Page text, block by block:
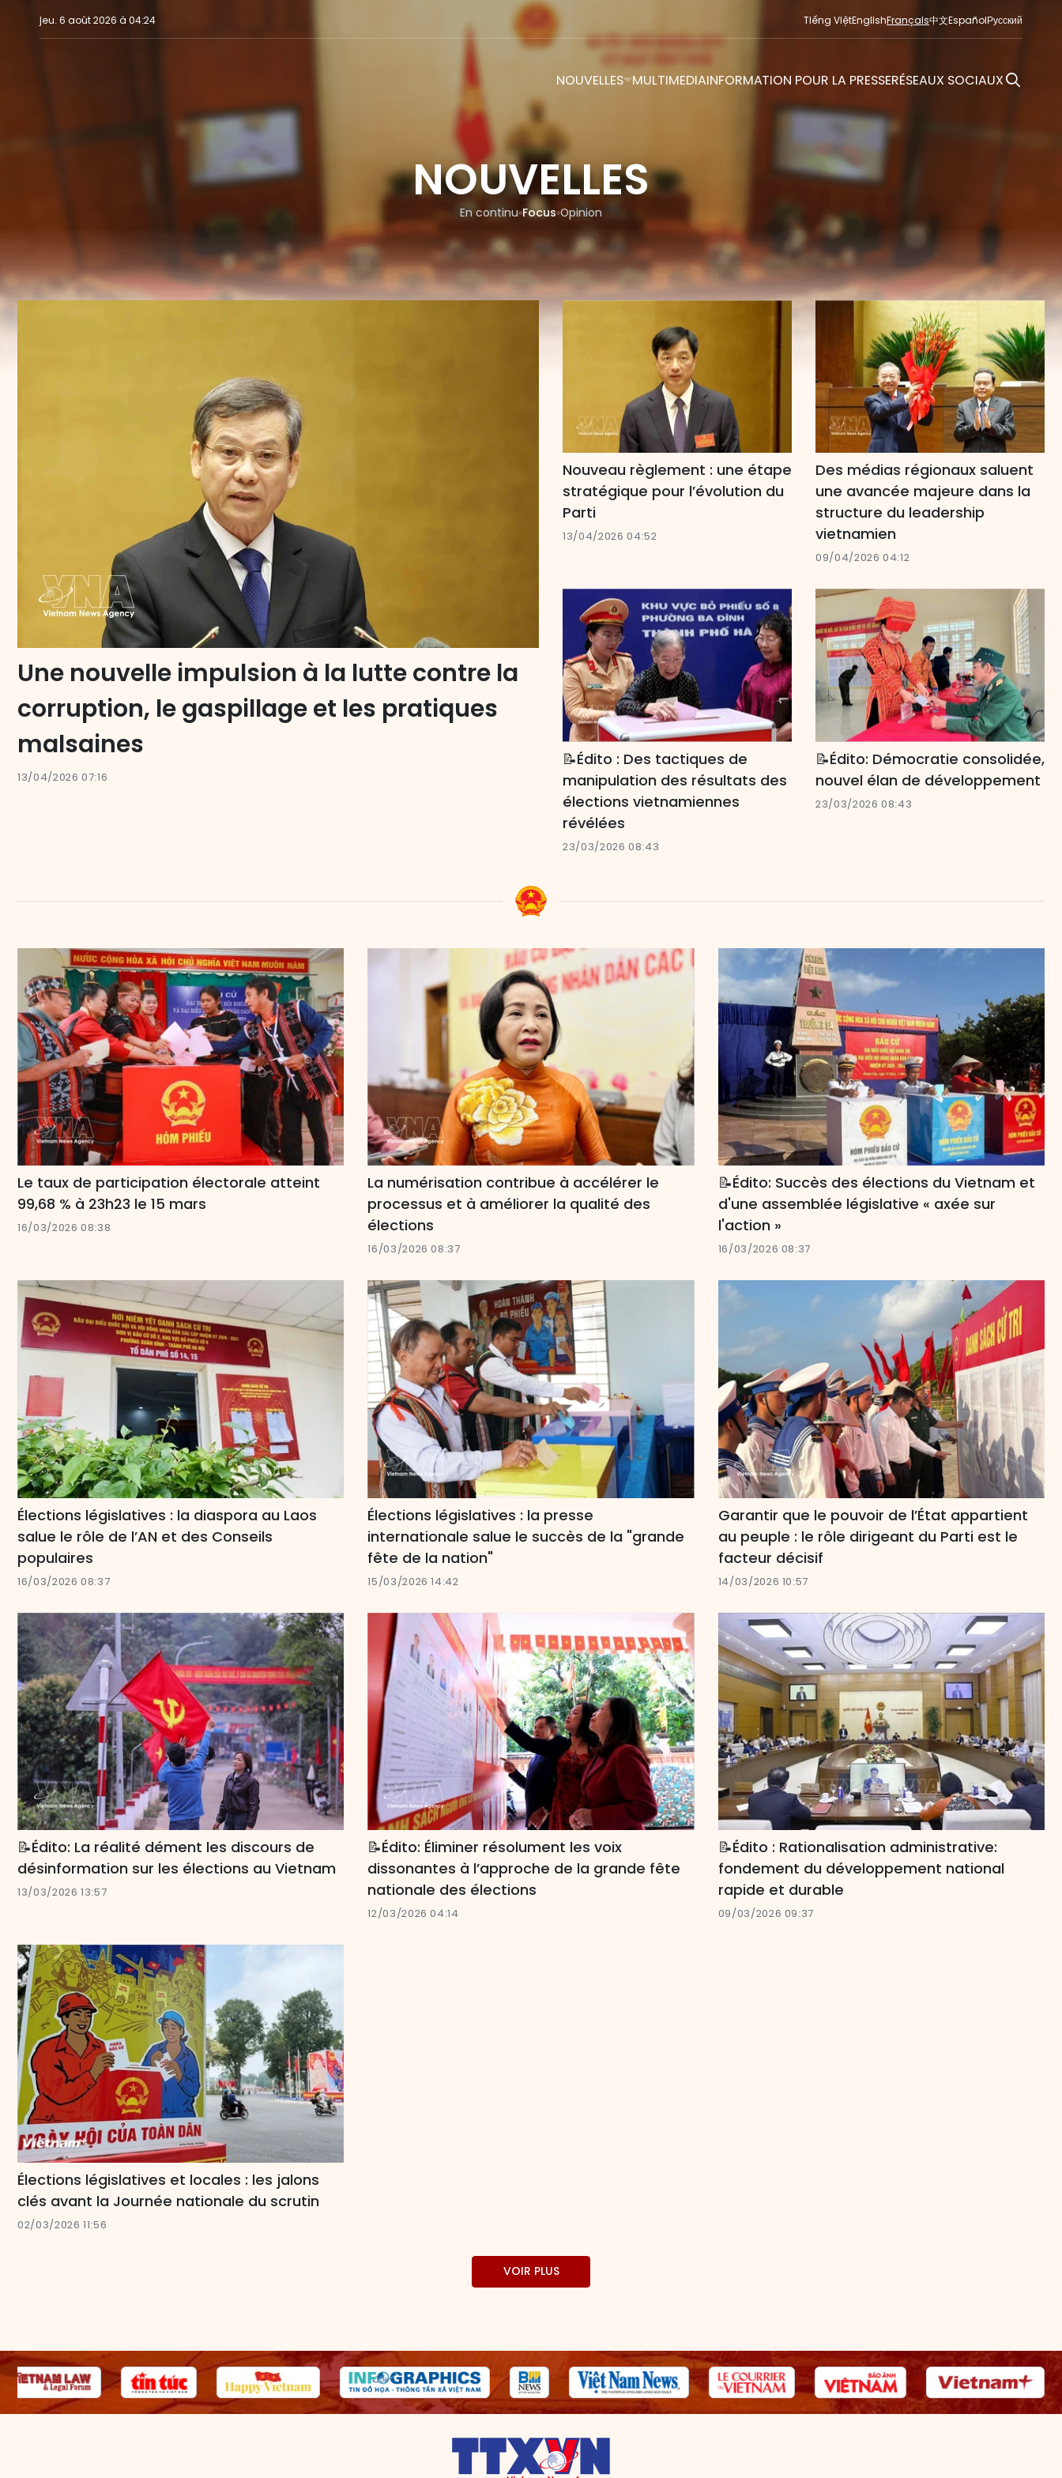
jeu. 6 août 2026 à 04:24 Tiếng ViệtEnglishFrançais中文EspañolРусский
NOUVELLES MULTIMEDIAINFORMATION POUR LA PRESSERÉSEAUX SOCIAUX
NOUVELLES
En continu Focus Opinion
Une nouvelle impulsion à la lutte contre la
corruption, le gaspillage et les pratiques
malsaines
13/04/2026 07:16
Nouveau règlement : une étape
stratégique pour l’évolution du
Parti
13/04/2026 04:52
Des médias régionaux saluent
une avancée majeure dans la
structure du leadership
vietnamien
09/04/2026 04:12
📝Édito : Des tactiques de
manipulation des résultats des
élections vietnamiennes
révélées
23/03/2026 08:43
📝Édito: Démocratie consolidée,
nouvel élan de développement
23/03/2026 08:43
Le taux de participation électorale atteint
99,68 % à 23h23 le 15 mars
16/03/2026 08:38
La numérisation contribue à accélérer le
processus et à améliorer la qualité des
élections
16/03/2026 08:37
📝Édito: Succès des élections du Vietnam et
d'une assemblée législative « axée sur
l'action »
16/03/2026 08:37
Élections législatives : la diaspora au Laos
salue le rôle de l’AN et des Conseils
populaires
16/03/2026 08:37
Élections législatives : la presse
internationale salue le succès de la "grande
fête de la nation"
15/03/2026 14:42
Garantir que le pouvoir de l’État appartient
au peuple : le rôle dirigeant du Parti est le
facteur décisif
14/03/2026 10:57
📝Édito: La réalité dément les discours de
désinformation sur les élections au Vietnam
13/03/2026 13:57
📝Édito: Éliminer résolument les voix
dissonantes à l’approche de la grande fête
nationale des élections
12/03/2026 04:14
📝Édito : Rationalisation administrative:
fondement du développement national
rapide et durable
09/03/2026 09:37
Élections législatives et locales : les jalons
clés avant la Journée nationale du scrutin
02/03/2026 11:56
VOIR PLUS